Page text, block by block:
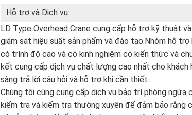
Hỗ trợ và Dịch vụ:
LD Type Overhead Crane cung cấp hỗ trợ kỹ thuật
giám sát hiệu suất sản phẩm và đào tạo.Nhóm hỗ
có trình độ cao và có kinh nghiệm có kiến thức và
kết cung cấp dịch vụ chất lượng cao nhất cho
sàng trả lời câu hỏi và hỗ trợ khi cần thiết.
Chúng tôi cũng cung cấp dịch vụ bảo trì phòng
kiểm tra và kiểm tra thường xuyên để đảm bảo rằng